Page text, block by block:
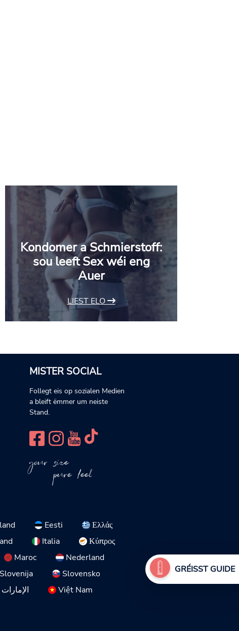
Kondomer a Schmierstoff:
sou leeft Sex wéi eng
Auer
LIEST ELO
MISTER SOCIAL
Follegt eis op sozialen Medien
a bleift ëmmer um neiste
Stand.
your size
pure feel
Eesti
Ελλάς
Italia
Κύπρος
Maroc
Nederland
Slovensko
Việt Nam
GRÉISST GUIDE